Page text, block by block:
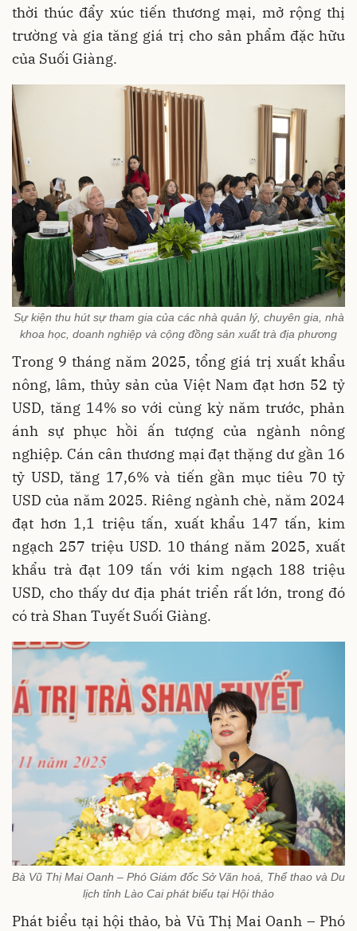
thời thúc đẩy xúc tiến thương mại, mở rộng thị
trường và gia tăng giá trị cho sản phẩm đặc hữu
của Suối Giàng.
Sự kiện thu hút sự tham gia của các nhà quản lý, chuyên gia, nhà
khoa học, doanh nghiệp và cộng đồng sản xuất trà địa phương
Trong 9 tháng năm 2025, tổng giá trị xuất khẩu
nông, lâm, thủy sản của Việt Nam đạt hơn 52 tỷ
USD, tăng 14% so với cùng kỳ năm trước, phản
ánh sự phục hồi ấn tượng của ngành nông
nghiệp. Cán cân thương mại đạt thặng dư gần 16
tỷ USD, tăng 17,6% và tiến gần mục tiêu 70 tỷ
USD của năm 2025. Riêng ngành chè, năm 2024
đạt hơn 1,1 triệu tấn, xuất khẩu 147 tấn, kim
ngạch 257 triệu USD. 10 tháng năm 2025, xuất
khẩu trà đạt 109 tấn với kim ngạch 188 triệu
USD, cho thấy dư địa phát triển rất lớn, trong đó
có trà Shan Tuyết Suối Giàng.
Bà Vũ Thị Mai Oanh – Phó Giám đốc Sở Văn hoá, Thể thao và Du
lịch tỉnh Lào Cai phát biểu tại Hội thảo
Phát biểu tại hội thảo, bà Vũ Thị Mai Oanh – Phó